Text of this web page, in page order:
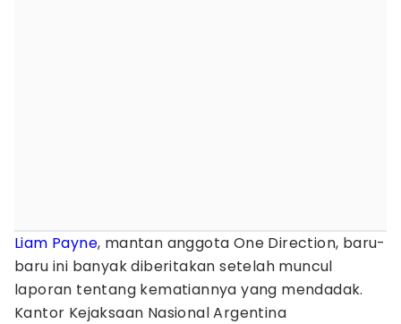
Liam Payne, mantan anggota One Direction, baru-
baru ini banyak diberitakan setelah muncul
laporan tentang kematiannya yang mendadak.
Kantor Kejaksaan Nasional Argentina